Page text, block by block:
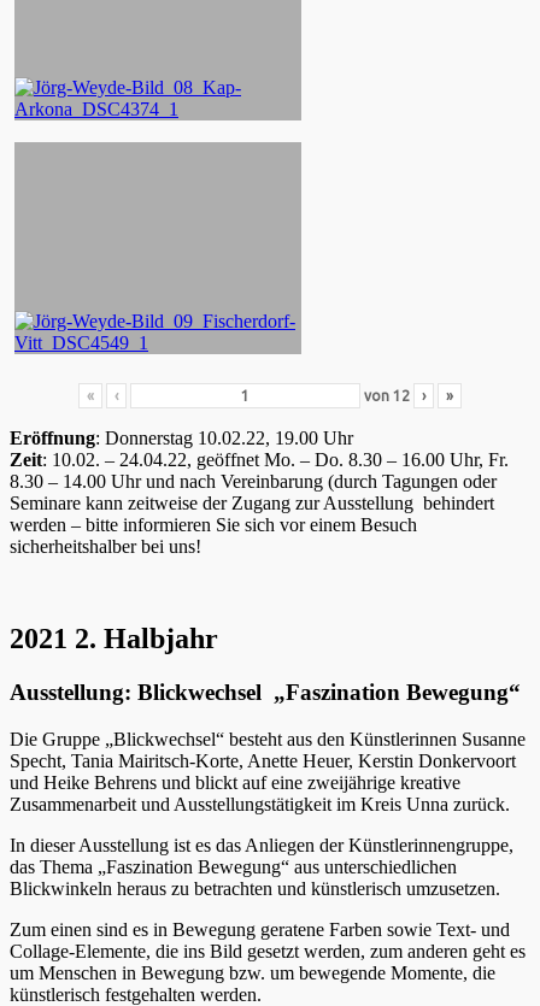
« ‹ von 12 › »
Eröffnung: Donnerstag 10.02.22, 19.00 Uhr
Zeit: 10.02. – 24.04.22, geöffnet Mo. – Do. 8.30 – 16.00 Uhr, Fr.
8.30 – 14.00 Uhr und nach Vereinbarung (durch Tagungen oder
Seminare kann zeitweise der Zugang zur Ausstellung behindert
werden – bitte informieren Sie sich vor einem Besuch
sicherheitshalber bei uns!
2021 2. Halbjahr
Ausstellung: Blickwechsel „Faszination Bewegung“
Die Gruppe „Blickwechsel“ besteht aus den Künstlerinnen Susanne
Specht, Tania Mairitsch-Korte, Anette Heuer, Kerstin Donkervoort
und Heike Behrens und blickt auf eine zweijährige kreative
Zusammenarbeit und Ausstellungstätigkeit im Kreis Unna zurück.
In dieser Ausstellung ist es das Anliegen der Künstlerinnengruppe,
das Thema „Faszination Bewegung“ aus unterschiedlichen
Blickwinkeln heraus zu betrachten und künstlerisch umzusetzen.
Zum einen sind es in Bewegung geratene Farben sowie Text- und
Collage-Elemente, die ins Bild gesetzt werden, zum anderen geht es
um Menschen in Bewegung bzw. um bewegende Momente, die
künstlerisch festgehalten werden.